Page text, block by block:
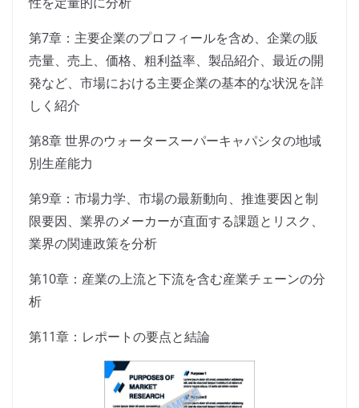
第7章：主要企業のプロフィールを含め、企業の販
売量、売上、価格、粗利益率、製品紹介、最近の開
発など、市場における主要企業の基本的な状況を詳
しく紹介
第8章 世界のウォータースーパーキャパシタの地域
別生産能力
第9章：市場力学、市場の最新動向、推進要因と制
限要因、業界のメーカーが直面する課題とリスク、
業界の関連政策を分析
第10章：産業の上流と下流を含む産業チェーンの分
析
第11章：レポートの要点と結論